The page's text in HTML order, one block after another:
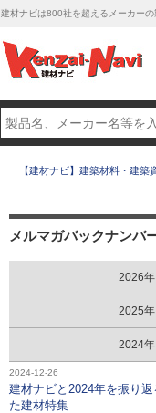
建材ナビは800社を超えるメーカー
【建材ナビ】建築材料・建築
メルマガバックナンバ
2026年
2025年
2024年
2024-12-26
建材ナビと2024年を振り
た建材特集